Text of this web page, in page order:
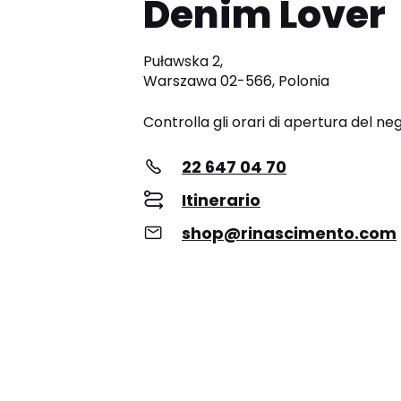
Denim Lover
Puławska 2,
Warszawa 02-566, Polonia
Controlla gli orari di apertura del
22 647 04 70
Itinerario
shop@rinascimento.com